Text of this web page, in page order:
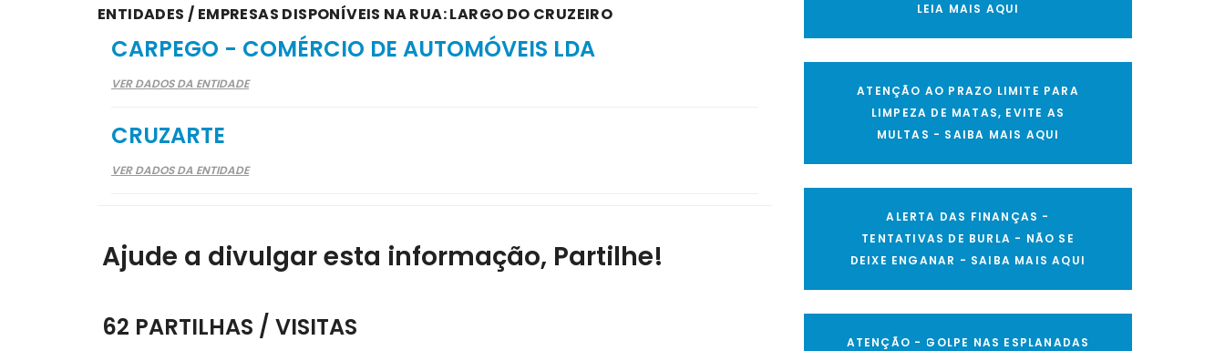
ENTIDADES / EMPRESAS DISPONÍVEIS NA RUA: LARGO DO CRUZEIRO
CARPEGO - COMÉRCIO DE AUTOMÓVEIS LDA
VER DADOS DA ENTIDADE
CRUZARTE
VER DADOS DA ENTIDADE
Ajude a divulgar esta informação, Partilhe!
62 PARTILHAS / VISITAS
LEIA MAIS AQUI
ATENÇÃO AO PRAZO LIMITE PARA
LIMPEZA DE MATAS, EVITE AS
MULTAS - SAIBA MAIS AQUI
ALERTA DAS FINANÇAS -
TENTATIVAS DE BURLA - NÃO SE
DEIXE ENGANAR - SAIBA MAIS AQUI
ATENÇÃO - GOLPE NAS ESPLANADAS